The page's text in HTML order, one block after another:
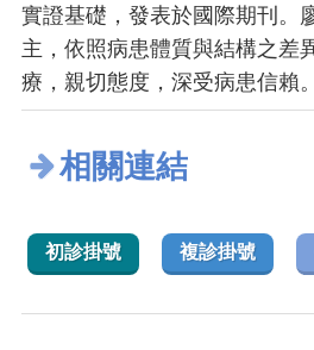
實證基礎，發表於國際期刊。
主，依照病患體質與結構之差
療，親切態度，深受病患信賴。
相關連結
初診掛號 複診掛號